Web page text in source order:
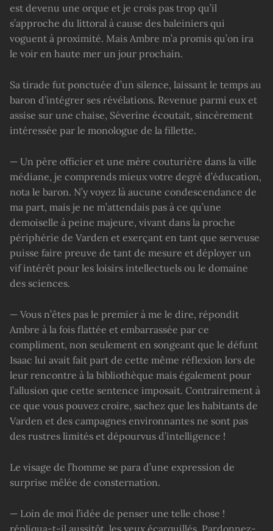
est devenu une orque et je crois pas trop qu’il
s’approche du littoral à cause des baleiniers qui
voguent à proximité. Mais Ambre m’a promis qu’on ira
le voir en haute mer un jour prochain.
Sa tirade fut ponctuée d’un silence, laissant le temps au
baron d’intégrer ses révélations. Revenue parmi eux et
assise sur une chaise, Séverine écoutait, sincèrement
intéressée par le monologue de la fillette.
— Un père officier et une mère couturière dans la ville
médiane, je comprends mieux votre degré d’éducation,
nota le baron. N’y voyez là aucune condescendance de
ma part, mais je ne m’attendais pas à ce qu’une
demoiselle à peine majeure, vivant dans la proche
périphérie de Varden et exerçant en tant que serveuse
puisse faire preuve de tant de mesure et déployer un
vif intérêt pour les loisirs intellectuels ou le domaine
des sciences.
— Vous n’êtes pas le premier à me le dire, répondit
Ambre à la fois flattée et embarrassée par ce
compliment, non seulement en songeant que le défunt
Isaac lui avait fait part de cette même réflexion lors de
leur rencontre à la bibliothèque mais également pour
l’allusion que cette sentence imposait. Contrairement à
ce que vous pouvez croire, sachez que les habitants de
Varden et des campagnes environnantes ne sont pas
des rustres limités et dépourvus d’intelligence !
Le visage de l’homme se para d’une expression de
surprise mêlée de consternation.
— Loin de moi l’idée de penser une telle chose !
répliqua-t-il aussitôt, les yeux écarquillés. Pardonnez-